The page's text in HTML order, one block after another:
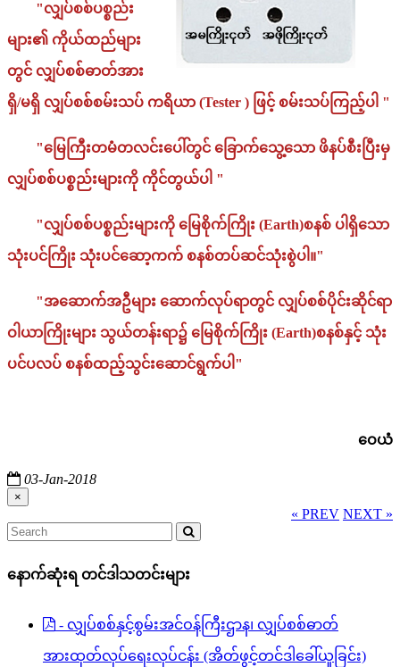
"လျှပ်စစ်ပစ္စည်း
များ၏ ကိုယ်ထည်များ
တွင် လျှပ်စစ်ဓာတ်အား
ရှိ/မရှိ လျှပ်စစ်စမ်းသပ် ကရိယာ (Tester ) ဖြင့် စမ်းသပ်ကြည့်ပါ "
"မြေကြီးတမံတလင်းပေါ်တွင် ခြောက်သွေ့သော ဖိနပ်စီးပြီးမှ
လျှပ်စစ်ပစ္စည်းများကို ကိုင်တွယ်ပါ "
"လျှပ်စစ်ပစ္စည်းများကို မြေစိုက်ကြိုး (Earth)စနစ် ပါရှိသော
သုံးပင်ကြိုး သုံးပင်ဆော့ကက် စနစ်တပ်ဆင်သုံးစွဲပါ။"
"အဆောက်အဦများ ဆောက်လုပ်ရာတွင် လျှပ်စစ်ပိုင်းဆိုင်ရာ
ဝါယာကြိုးများ သွယ်တန်းရာ၌ မြေစိုက်ကြိုး (Earth)စနစ်နှင့် သုံး
ပင်ပလပ် စနစ်ထည့်သွင်းဆောင်ရွက်ပါ"
ဝေယံ
03-Jan-2018
×
« PREV NEXT »
နောက်ဆုံးရ တင်ဒါသတင်းများ
- လျှပ်စစ်နှင့်စွမ်းအင်ဝန်ကြီးဌာန၊ လျှပ်စစ်ဓာတ်
အားထုတ်လုပ်ရေးလုပ်ငန်း (အိတ်ဖွင့်တင်ဒါခေါ်ယူခြင်း)